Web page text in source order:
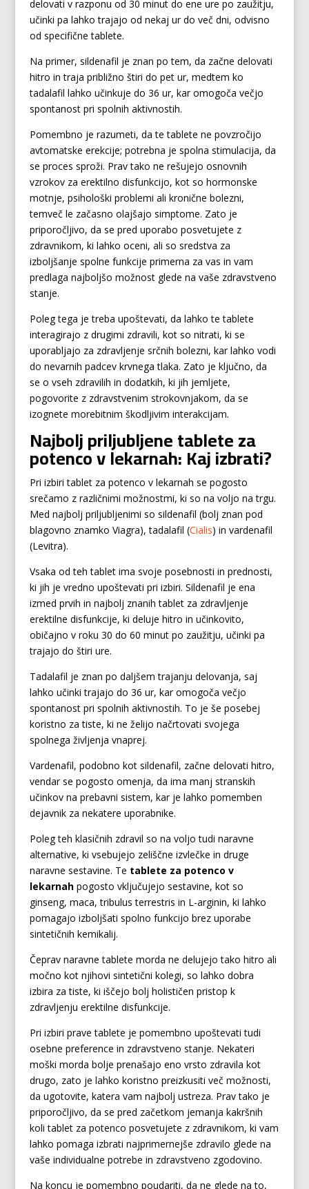
delovati v razponu od 30 minut do ene ure po zaužitju,
učinki pa lahko trajajo od nekaj ur do več dni, odvisno
od specifične tablete.
Na primer, sildenafil je znan po tem, da začne delovati
hitro in traja približno štiri do pet ur, medtem ko
tadalafil lahko učinkuje do 36 ur, kar omogoča večjo
spontanost pri spolnih aktivnostih.
Pomembno je razumeti, da te tablete ne povzročijo
avtomatske erekcije; potrebna je spolna stimulacija, da
se proces sproži. Prav tako ne rešujejo osnovnih
vzrokov za erektilno disfunkcijo, kot so hormonske
motnje, psihološki problemi ali kronične bolezni,
temveč le začasno olajšajo simptome. Zato je
priporočljivo, da se pred uporabo posvetujete z
zdravnikom, ki lahko oceni, ali so sredstva za
izboljšanje spolne funkcije primerna za vas in vam
predlaga najboljšo možnost glede na vaše zdravstveno
stanje.
Poleg tega je treba upoštevati, da lahko te tablete
interagirajo z drugimi zdravili, kot so nitrati, ki se
uporabljajo za zdravljenje srčnih bolezni, kar lahko vodi
do nevarnih padcev krvnega tlaka. Zato je ključno, da
se o vseh zdravilih in dodatkih, ki jih jemljete,
pogovorite z zdravstvenim strokovnjakom, da se
izognete morebitnim škodljivim interakcijam.
Najbolj priljubljene tablete za
potenco v lekarnah: Kaj izbrati?
Pri izbiri tablet za potenco v lekarnah se pogosto
srečamo z različnimi možnostmi, ki so na voljo na trgu.
Med najbolj priljubljenimi so sildenafil (bolj znan pod
blagovno znamko Viagra), tadalafil (Cialis) in vardenafil
(Levitra).
Vsaka od teh tablet ima svoje posebnosti in prednosti,
ki jih je vredno upoštevati pri izbiri. Sildenafil je ena
izmed prvih in najbolj znanih tablet za zdravljenje
erektilne disfunkcije, ki deluje hitro in učinkovito,
običajno v roku 30 do 60 minut po zaužitju, učinki pa
trajajo do štiri ure.
Tadalafil je znan po daljšem trajanju delovanja, saj
lahko učinki trajajo do 36 ur, kar omogoča večjo
spontanost pri spolnih aktivnostih. To je še posebej
koristno za tiste, ki ne želijo načrtovati svojega
spolnega življenja vnaprej.
Vardenafil, podobno kot sildenafil, začne delovati hitro,
vendar se pogosto omenja, da ima manj stranskih
učinkov na prebavni sistem, kar je lahko pomemben
dejavnik za nekatere uporabnike.
Poleg teh klasičnih zdravil so na voljo tudi naravne
alternative, ki vsebujejo zeliščne izvlečke in druge
naravne sestavine. Te tablete za potenco v
lekarnahpogosto vključujejo sestavine, kot so
ginseng, maca, tribulus terrestris in L-arginin, ki lahko
pomagajo izboljšati spolno funkcijo brez uporabe
sintetičnih kemikalij.
Čeprav naravne tablete morda ne delujejo tako hitro ali
močno kot njihovi sintetični kolegi, so lahko dobra
izbira za tiste, ki iščejo bolj holističen pristop k
zdravljenju erektilne disfunkcije.
Pri izbiri prave tablete je pomembno upoštevati tudi
osebne preference in zdravstveno stanje. Nekateri
moški morda bolje prenašajo eno vrsto zdravila kot
drugo, zato je lahko koristno preizkusiti več možnosti,
da ugotovite, katera vam najbolj ustreza. Prav tako je
priporočljivo, da se pred začetkom jemanja kakršnih
koli tablet za potenco posvetujete z zdravnikom, ki vam
lahko pomaga izbrati najprimernejše zdravilo glede na
vaše individualne potrebe in zdravstveno zgodovino.
Na koncu je pomembno poudariti, da ne glede na to,